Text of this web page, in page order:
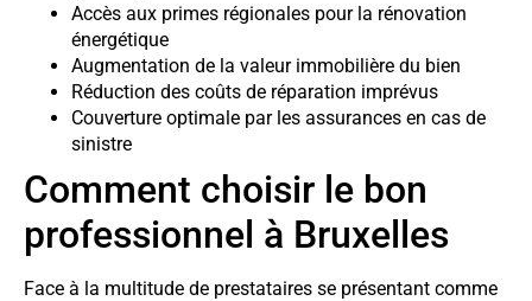
Accès aux primes régionales pour la rénovation
énergétique
Augmentation de la valeur immobilière du bien
Réduction des coûts de réparation imprévus
Couverture optimale par les assurances en cas de
sinistre
Comment choisir le bon
professionnel à Bruxelles
Face à la multitude de prestataires se présentant comme